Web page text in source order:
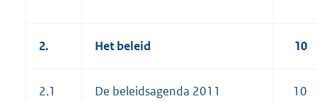
2. Het beleid 10
2.1 De beleidsagenda 2011 10